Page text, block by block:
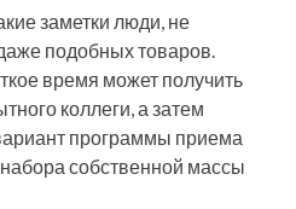
заметки люди, не
подобных товаров.
время может получить
коллеги, а затем
программы приема
собственной массы